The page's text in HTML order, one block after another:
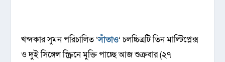
খন্দকার সুমন পরিচালিত ‘সাঁতাও’ চলচ্চিত্রটি তিন মাল্টিপ্লেক্স
ও দুই সিঙ্গেল স্ক্রিনে মুক্তি পাচ্ছে আজ শুক্রবার (২৭